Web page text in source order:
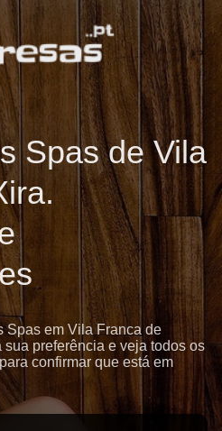
Spas de Vila
Spas em Vila Franca de
preferência e veja todos os
confirmar que está em